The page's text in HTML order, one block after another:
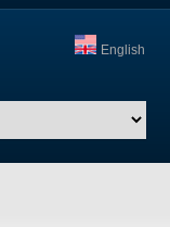
English